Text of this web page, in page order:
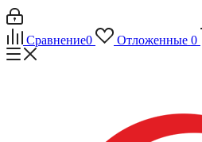
Сравнение0 Отложенные 0